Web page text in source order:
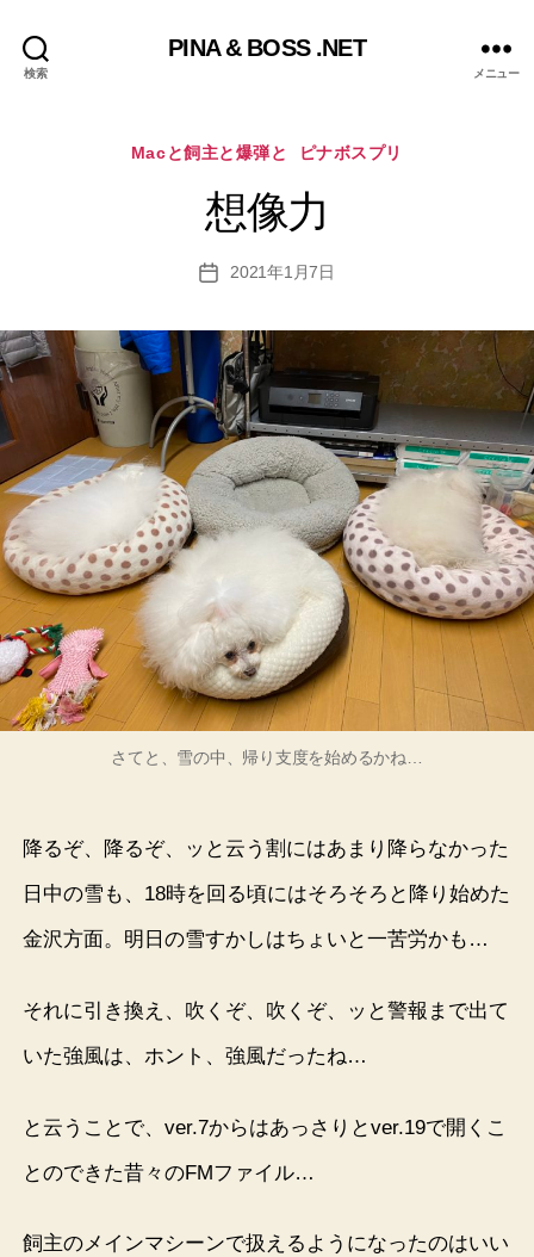
検索
PINA & BOSS .NET
メニュー
カ
ゴ
リ
Macと飼主と爆弾と ピナボスプリ
想像力
投
2021年1月7日
さてと、雪の中、帰り支度を始めるかね…
降るぞ、降るぞ、ッと云う割にはあまり降らなかった
日中の雪も、18時を回る頃にはそろそろと降り始めた
金沢方面。明日の雪すかしはちょいと一苦労かも…
それに引き換え、吹くぞ、吹くぞ、ッと警報まで出て
いた強風は、ホント、強風だったね…
と云うことで、ver.7からはあっさりとver.19で開くこ
とのできた昔々のFMファイル…
飼主のメインマシーンで扱えるようになったのはいい